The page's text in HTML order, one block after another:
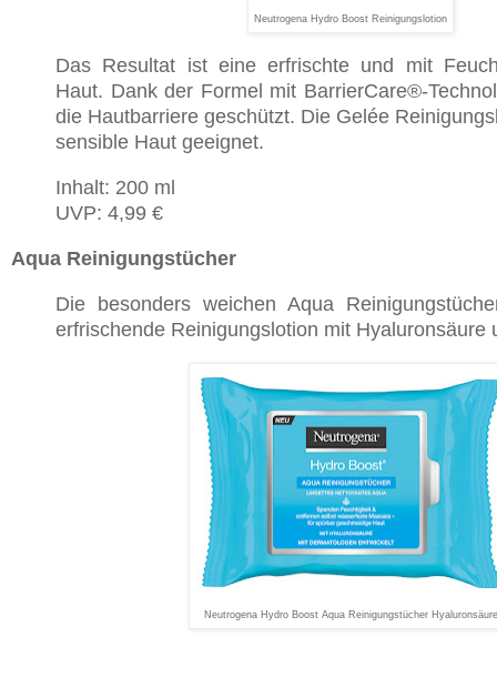
Neutrogena Hydro Boost Reinigungslotion
Das Resultat ist eine erfrischte und mit
Haut. Dank der Formel mit BarrierCare®-
die Hautbarriere geschützt. Die Gelée
sensible Haut geeignet.
Inhalt: 200 ml
UVP: 4,99 €
Aqua Reinigungstücher
Die besonders weichen Aqua
erfrischende Reinigungslotion mit Hyaluronsäure
Neutrogena Hydro Boost Aqua Reinigungstücher Hyaluronsäure